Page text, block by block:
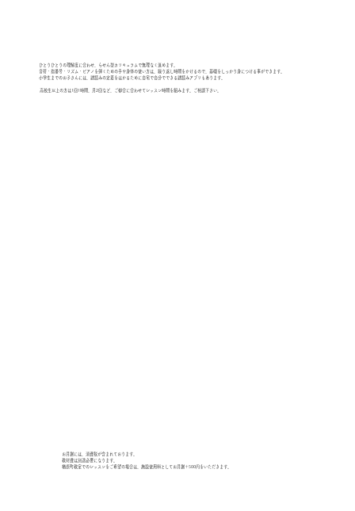
ひとりひとりの理解度に合わせ、らせん型カリキュラムで無理なく進めます。
音符・指番号・リズム・ピアノを弾くための手や身体の使い方は、繰り返し時間をかけるので、基礎をしっかり身につける事ができます。
小学生までのお子さんには、譜読みの定着をはかるために自宅で自分でできる譜読みアプリもあります。
高校生以上の方は1回1時間、月2回など、ご都合に合わせてレッスン時間を組みます。ご相談下さい。
お月謝には、消費税が含まれております。
教材費は別途必要になります。
楢原町教室でのレッスンをご希望の場合は、施設使用料としてお月謝＋500円をいただきます。